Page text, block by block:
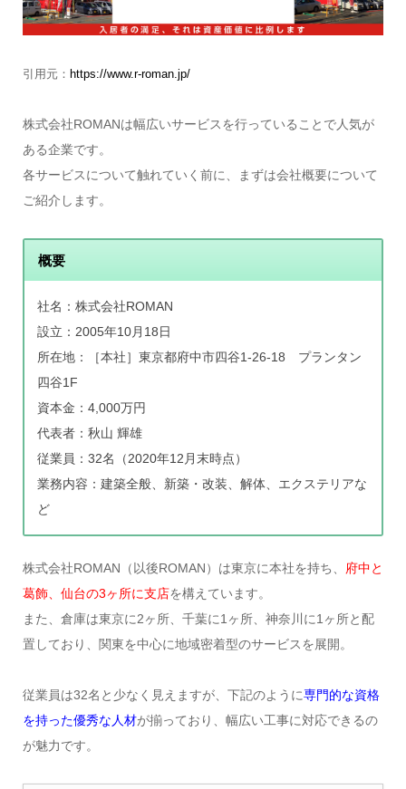
引用元： https://www.r-roman.jp/
株式会社ROMANは幅広いサービスを行っていることで人気が
ある企業です。
各サービスについて触れていく前に、まずは会社概要について
ご紹介します。
概要
社名：株式会社ROMAN
設立：2005年10月18日
所在地：［本社］東京都府中市四谷1-26-18 プランタン
四谷1F
資本金：4,000万円
代表者：秋山 輝雄
従業員：32名（2020年12月末時点）
業務内容：建築全般、新築・改装、解体、エクステリアな
ど
株式会社ROMAN（以後ROMAN）は東京に本社を持ち、 府中と
葛飾、仙台の3ヶ所に支店を構えています。
また、倉庫は東京に2ヶ所、千葉に1ヶ所、神奈川に1ヶ所と配
置しており、関東を中心に地域密着型のサービスを展開。
従業員は32名と少なく見えますが、下記のように専門的な資格
を持った優秀な人材が揃っており、幅広い工事に対応できるの
が魅力です。